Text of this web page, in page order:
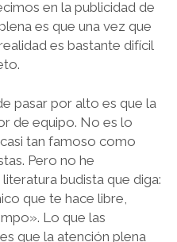
en la publicidad de
es que una vez que
es bastante difícil
pasar por alto es que la
de equipo. No es lo
tan famoso como
Pero no he
budista que diga:
que te hace libre,
Lo que las
que la atención plena